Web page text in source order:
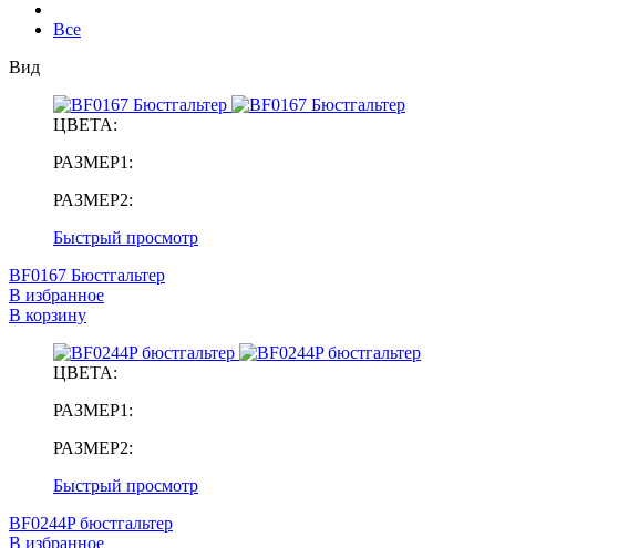
Все
Вид
ЦВЕТА:
РАЗМЕР1:
РАЗМЕР2:
Быстрый просмотр
BF0167 Бюстгальтер
В избранное
В корзину
ЦВЕТА:
РАЗМЕР1:
РАЗМЕР2:
Быстрый просмотр
BF0244P бюстгальтер
В избранное